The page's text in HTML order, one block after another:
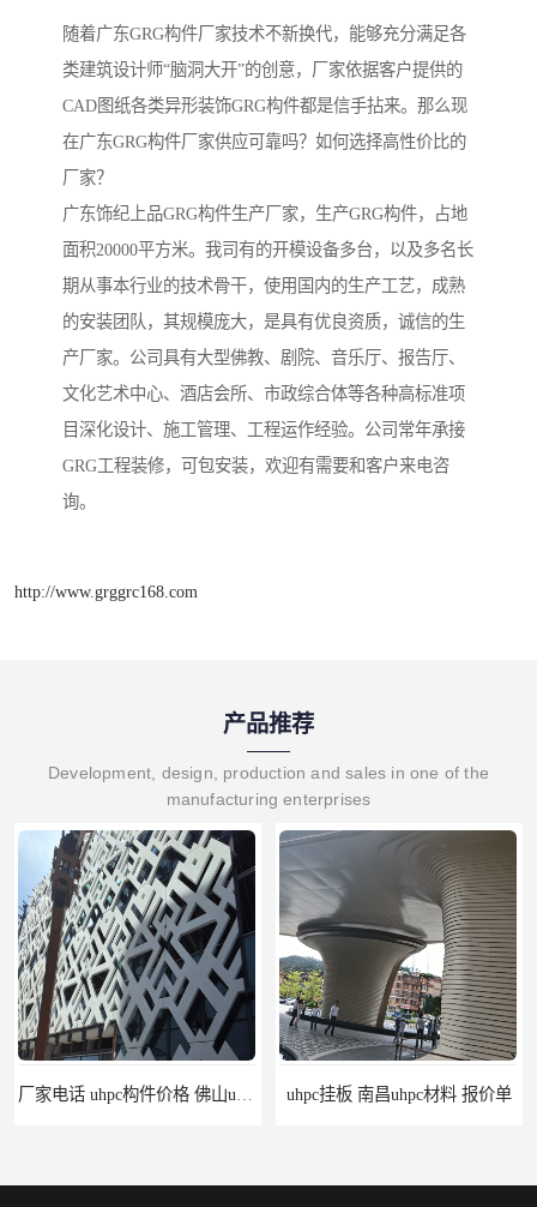
随着广东GRG构件厂家技术不新换代，能够充分满足各
类建筑设计师“脑洞大开”的创意，厂家依据客户提供的
CAD图纸各类异形装饰GRG构件都是信手拈来。那么现
在广东GRG构件厂家供应可靠吗？如何选择高性价比的
厂家？
广东饰纪上品GRG构件生产厂家，生产GRG构件，占地
面积20000平方米。我司有的开模设备多台，以及多名长
期从事本行业的技术骨干，使用国内的生产工艺，成熟
的安装团队，其规模庞大，是具有优良资质，诚信的生
产厂家。公司具有大型佛教、剧院、音乐厅、报告厅、
文化艺术中心、酒店会所、市政综合体等各种高标准项
目深化设计、施工管理、工程运作经验。公司常年承接
GRG工程装修，可包安装，欢迎有需要和客户来电咨
询。
http://www.grggrc168.com
产品推荐
Development, design, production and sales in one of the
manufacturing enterprises
uhpc挂板 南昌uhpc材料 报价单